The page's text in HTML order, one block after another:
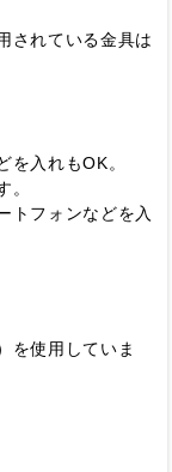
されている金具は
を入れもOK。
。
トフォンなどを入
を使用していま